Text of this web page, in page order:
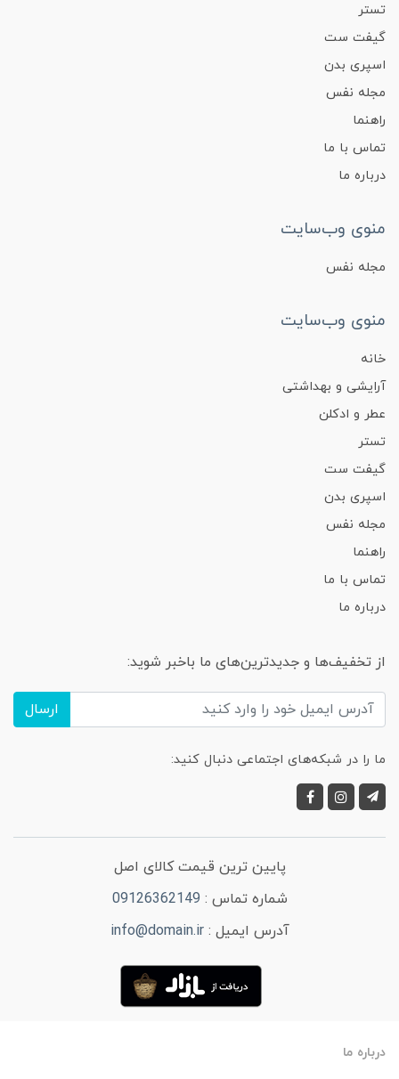
تستر
گیفت ست
اسپری بدن
مجله نفس
راهنما
تماس با ما
درباره ما
منوی وب‌سایت
مجله نفس
منوی وب‌سایت
خانه
آرایشی و بهداشتی
عطر و ادکلن
تستر
گیفت ست
اسپری بدن
مجله نفس
راهنما
تماس با ما
درباره ما
از تخفیف‌ها و جدیدترین‌های ما باخبر شوید:
ارسال
ما را در شبکه‌های اجتماعی دنبال کنید:
پایین ترین قیمت کالای اصل
شماره تماس : 09126362149
آدرس ایمیل :info@domain.ir
درباره ما